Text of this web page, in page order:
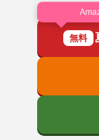
無料